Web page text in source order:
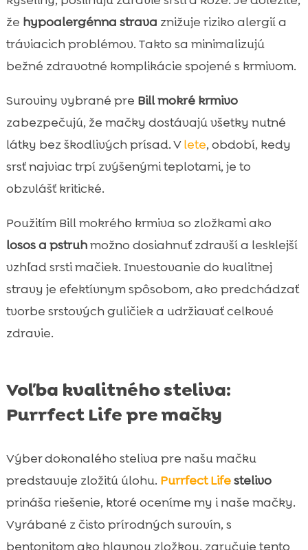
že hypoalergénna strava znižuje riziko alergií a
tráviacich problémov. Takto sa minimalizujú
bežné zdravotné komplikácie spojené s krmivom.
Suroviny vybrané pre Bill mokré krmivo
zabezpečujú, že mačky dostávajú všetky nutné
látky bez škodlivých prísad. Vlete, období, kedy
srsť najviac trpí zvýšenými teplotami, je to
obzvlášť kritické.
Použitím Bill mokrého krmiva so zložkami ako
losos a pstruhmožno dosiahnuť zdravší a lesklejší
vzhľad srsti mačiek. Investovanie do kvalitnej
stravy je efektívnym spôsobom, ako predchádzať
tvorbe srstových guličiek a udržiavať celkové
zdravie.
Voľba kvalitného steliva:
Purrfect Life pre mačky
Výber dokonalého steliva pre našu mačku
predstavuje zložitú úlohu. Purrfect Lifestelivo
prináša riešenie, ktoré oceníme my i naše mačky.
Vyrábané z čisto prírodných surovín, s
bentonitom ako hlavnou zložkou, zaručuje tento